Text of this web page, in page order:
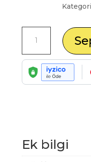
Aylık
Servis
Seti
(Filtre
1-
Ek bilgi